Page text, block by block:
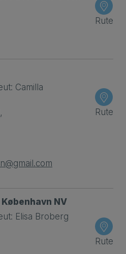
Rute
Camilla
Rute
NV
Elisa Broberg
Rute